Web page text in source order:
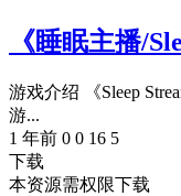
《睡眠主播/
游戏介绍 《Sleep
游...
1 年前 0 0 16 5
下载
本资源需权限下载